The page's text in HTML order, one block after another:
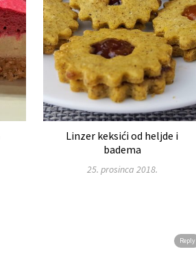
Linzer keksići od heljde i
badema
25. prosinca 2018.
Reply